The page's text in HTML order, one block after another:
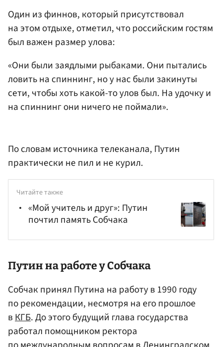
Один из финнов, который присутствовал
на этом отдыхе, отметил, что российским гостям
был важен размер улова:
«Они были заядлыми рыбаками. Они пытались
ловить на спиннинг, но у нас были закинуты
сети, чтобы хоть какой-то улов был. На удочку и
на спиннинг они ничего не поймали».
По словам источника телеканала, Путин
практически не пил и не курил.
Читайте также
«Мой учитель и друг»: Путин
почтил память Собчака
Путин на работе у Собчака
Собчак принял Путина на работу в 1990 году
по рекомендации, несмотря на его прошлое
вКГБ. До этого будущий глава государства
работал помощником ректора